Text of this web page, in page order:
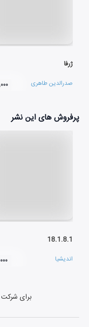
ژرفا
صدرالدین طاهری
پرفروش های این نشر
18.1.8.1
اندیشیا
برای شرکت